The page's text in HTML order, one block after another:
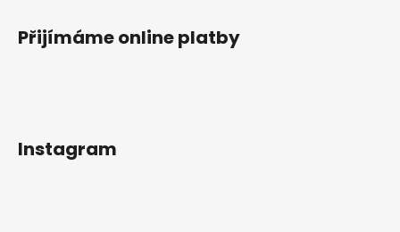
Přijímáme online platby
Instagram